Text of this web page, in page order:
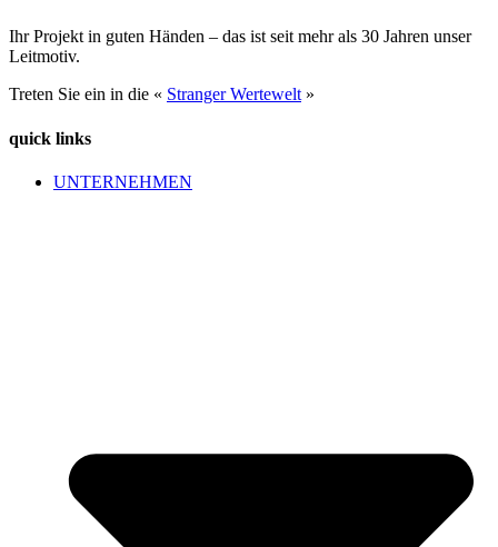
Ihr Projekt in guten Händen – das ist seit mehr als 30 Jahren unser
Leitmotiv.
Treten Sie ein in die « Stranger Wertewelt»
quick links
UNTERNEHMEN